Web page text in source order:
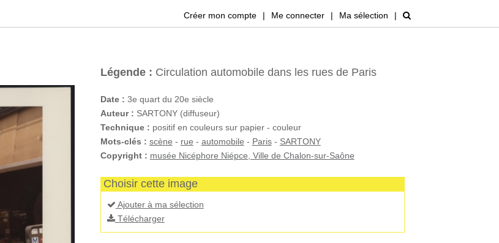
Créer mon compte | Me connecter | Ma sélection |
Légende : Circulation automobile dans les rues de Paris
Date : 3e quart du 20e siècle
Auteur : SARTONY (diffuseur)
Technique : positif en couleurs sur papier - couleur
Mots-clés : scène - rue - automobile - Paris- SARTONY
Copyright : musée Nicéphore Niépce, Ville de Chalon-sur-Saône
Choisir cette image
Ajouter à ma sélection
Télécharger